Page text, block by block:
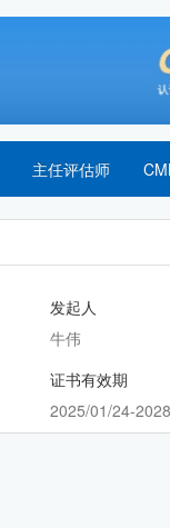
主任评估师
发起人
牛伟
证书有效期
2025/01/24-